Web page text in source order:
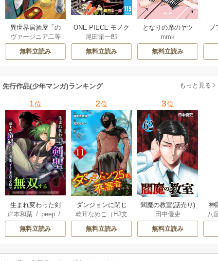
異世界居酒屋「の
ぶ」
ヴァージニア二等
兵/蝉川夏哉/転
無料立読み
ONE PIECE モノク
ロ版
尾田栄一郎
無料立読み
となりの席のヤツ
がそういう目で見
てくる
mmk
無料立読み
ブ
先行作品(少年マンガ)ランキング もっと見る
1位
生まれ変わった剣
聖、剣士が冷遇さ
れる魔術至上主義
の学園で無双する
岸本和葉/ peep/
染野静也/桑島黎
/taskey STUDI
無料立読み
2位
ダンジョンに閉じ
込められて25年。
救出されたときに
は立派な不審者に
版】
乾茸なめこ（HJ文
庫／ホビージャパ
ン刊）/御手洗太
無料立読み
3位
閻魔の教室(話売り)
田中優吏
無料立読み
神
八